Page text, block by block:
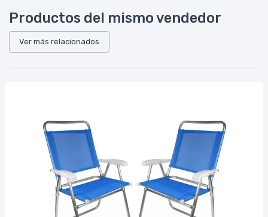
Productos del mismo vendedor
Ver más relacionados